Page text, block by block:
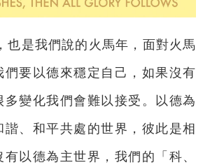
也是我們說的火馬年，面對火馬
們要以德來穩定自己，如果沒有
多變化我們會難以接受。以德為
、和平共處的世界，彼此是相
以德為主世界，我們的「科、